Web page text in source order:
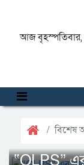
আজ বৃহস্পতিবার,
বিশেষ